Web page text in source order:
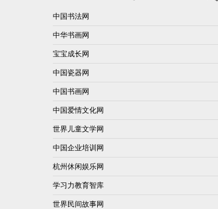
中国书法网
中华书画网
宝宝成长网
中国瓷器网
中国书画网
中国爱情文化网
世界儿童文学网
中国企业培训网
杭州休闲娱乐网
学习力教育智库
世界民间故事网